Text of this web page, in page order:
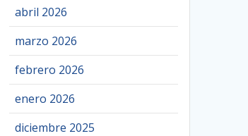
abril 2026
marzo 2026
febrero 2026
enero 2026
diciembre 2025